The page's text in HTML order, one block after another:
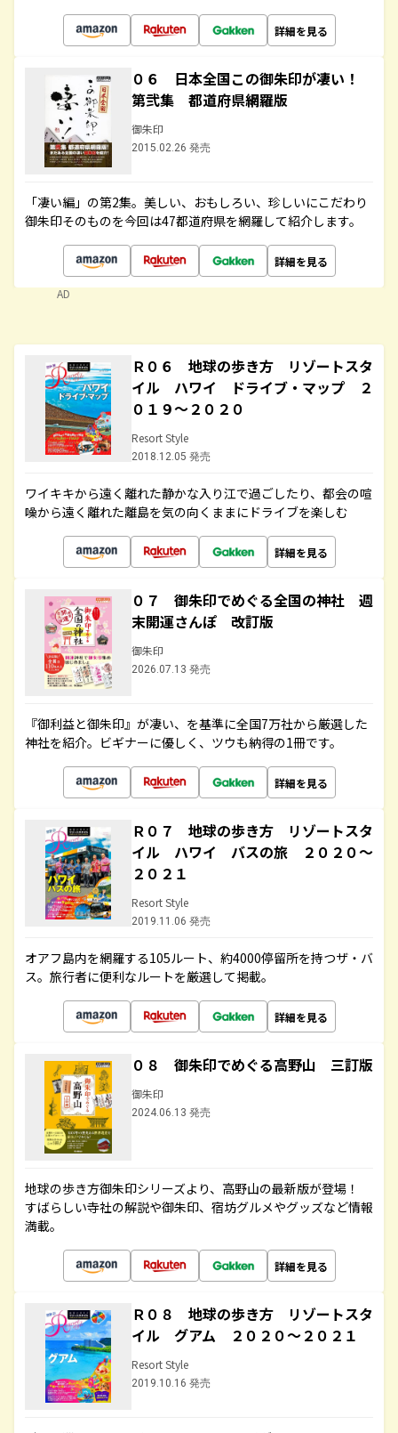
詳細を見る
０６ 日本全国この御朱印が凄い！
第弐集 都道府県網羅版
御朱印
2015.02.26 発売
「凄い編」の第2集。美しい、おもしろい、珍しいにこだわり
御朱印そのものを今回は47都道府県を網羅して紹介します。
詳細を見る
AD
Ｒ０６ 地球の歩き方 リゾートスタ
イル ハワイ ドライブ・マップ ２
０１９～２０２０
Resort Style
2018.12.05 発売
ワイキキから遠く離れた静かな入り江で過ごしたり、都会の喧
噪から遠く離れた離島を気の向くままにドライブを楽しむ
詳細を見る
０７ 御朱印でめぐる全国の神社 週
末開運さんぽ 改訂版
御朱印
2026.07.13 発売
『御利益と御朱印』が凄い、を基準に全国7万社から厳選した
神社を紹介。ビギナーに優しく、ツウも納得の1冊です。
詳細を見る
Ｒ０７ 地球の歩き方 リゾートスタ
イル ハワイ バスの旅 ２０２０～
２０２１
Resort Style
2019.11.06 発売
オアフ島内を網羅する105ルート、約4000停留所を持つザ・バ
ス。旅行者に便利なルートを厳選して掲載。
詳細を見る
０８ 御朱印でめぐる高野山 三訂版
御朱印
2024.06.13 発売
地球の歩き方御朱印シリーズより、高野山の最新版が登場！
すばらしい寺社の解説や御朱印、宿坊グルメやグッズなど情報
満載。
詳細を見る
Ｒ０８ 地球の歩き方 リゾートスタ
イル グアム ２０２０～２０２１
Resort Style
2019.10.16 発売